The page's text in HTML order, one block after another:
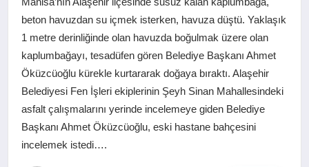
SPOR
EKONOMI
SAĞLIK
EĞITIM
beton havuzdan su içmek isterken, havuza düştü. Yaklaşık
1 metre derinliğinde olan havuzda boğulmak üzere olan
kaplumbağayı, tesadüfen gören Belediye Başkanı Ahmet
Öküzcüoğlu kürekle kurtararak doğaya bıraktı. Alaşehir
Belediyesi Fen İşleri ekiplerinin Şeyh Sinan Mahallesindeki
asfalt çalışmalarını yerinde incelemeye giden Belediye
Başkanı Ahmet Öküzcüoğlu, eski hastane bahçesini
incelemek istedi….